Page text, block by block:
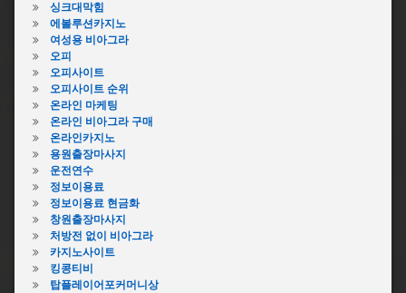
싱크대막힘
에볼루션카지노
여성용 비아그라
오피
오피사이트
오피사이트 순위
온라인 마케팅
온라인 비아그라 구매
온라인카지노
용원출장마사지
운전연수
정보이용료
정보이용료 현금화
창원출장마사지
처방전 없이 비아그라
카지노사이트
킹콩티비
탑플레이어포커머니상